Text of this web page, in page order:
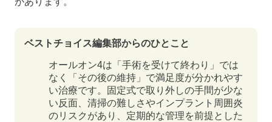
ベストチョイス編集部からのひとこと
オールオン4は「手術を受けて終わり」では
なく「その後の維持」で満足度が分かれやす
い治療です。固定式で取り外しの手間が少な
い反面、清掃の難しさやインプラント周囲炎
のリスクがあり、定期的な管理を前提とした